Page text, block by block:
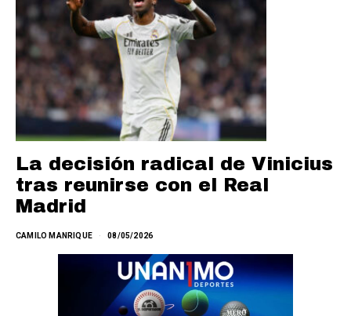
La decisión radical de Vinicius
tras reunirse con el Real
Madrid
CAMILO MANRIQUE 08/05/2026